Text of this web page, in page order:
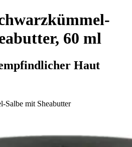
60 ml
Haut
mit Sheabutter